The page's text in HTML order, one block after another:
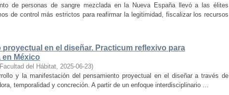
de personas de sangre mezclada en la Nueva España llevó a las élites
de control más estrictos para reafirmar la legitimidad, fiscalizar los recursos
en el diseñar. Practicum reflexivo para
México
Facultad del Hábitat, 2025-06-23)
y la manifestación del pensamiento proyectual en el diseñar a través de
temporalidad y concreción. A partir de un enfoque interdisciplinario ...